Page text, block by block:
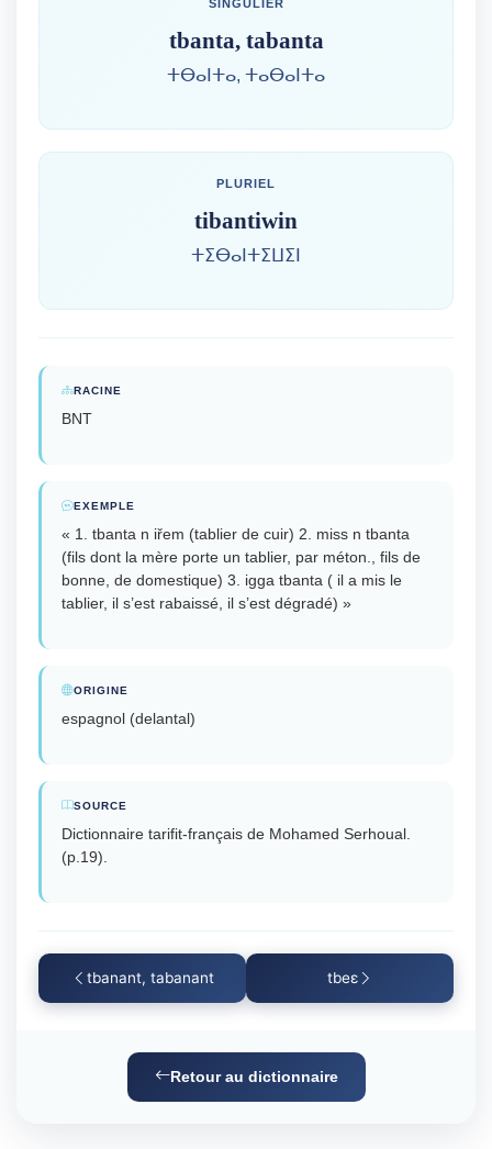
SINGULIER
tbanta, tabanta
ⵜⴱⴰⵏⵜⴰ, ⵜⴰⴱⴰⵏⵜⴰ
PLURIEL
tibantiwin
ⵜⵉⴱⴰⵏⵜⵉⵡⵉⵏ
RACINE
BNT
EXEMPLE
« 1. tbanta n iřem (tablier de cuir) 2. miss n tbanta
(fils dont la mère porte un tablier, par méton., fils de
bonne, de domestique) 3. igga tbanta ( il a mis le
tablier, il s’est rabaissé, il s’est dégradé) »
ORIGINE
espagnol (delantal)
SOURCE
Dictionnaire tarifit-français de Mohamed Serhoual.
(p.19).
tbanant, tabanant tbeɛ
Retour au dictionnaire